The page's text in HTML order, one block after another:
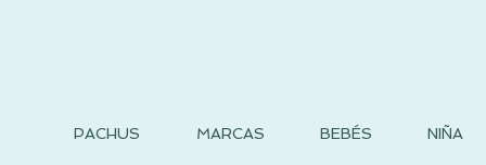
PACHUS MARCAS BEBÉS NIÑA